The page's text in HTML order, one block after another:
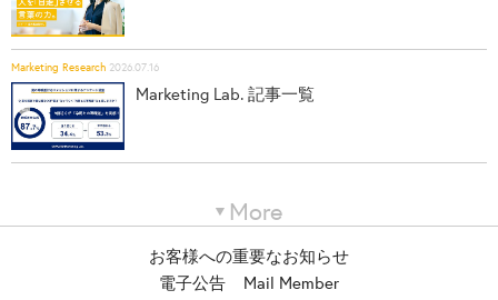
Marketing Research 2026.07.16
Marketing Lab. 記事一覧
More
お客様への重要なお知らせ
電子公告
Mail Member